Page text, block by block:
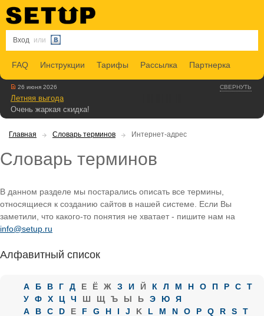
Вход или
FAQ Инструкции Тарифы Рассылка Партнерка
СВЕРНУТЬ
26 июня 2026
Летняя выгода
Очень жаркая скидка!
Главная Словарь терминов Интернет-адрес
Словарь терминов
В данном разделе мы постарались описать все термины,
относящиеся к созданию сайтов в нашей системе. Если Вы
заметили, что какого-то понятия не хватает - пишите нам на
info@setup.ru
Алфавитный список
А Б В Г Д Е Ё Ж З И Й К Л М Н О П Р С
Т
У
Ф Х Ц Ч Ш Щ Ъ Ы Ь Э Ю
Я
A
B C D E F G H I J K L M N O P Q R S
T